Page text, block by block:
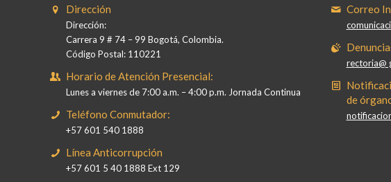
Dirección
Dirección:
Carrera 9 # 74 – 99 Bogotá, Colombia.
Código Postal: 110221
Horario de Atención Presencial:
Lunes a viernes de 7:00 a.m. – 4:00 p.m. Jornada Continua
Teléfono Conmutador:
+57 601 540 1888
Línea Anticorrupción
+57 601 5 40 1888 Ext 129
Correo
rectoria@
de